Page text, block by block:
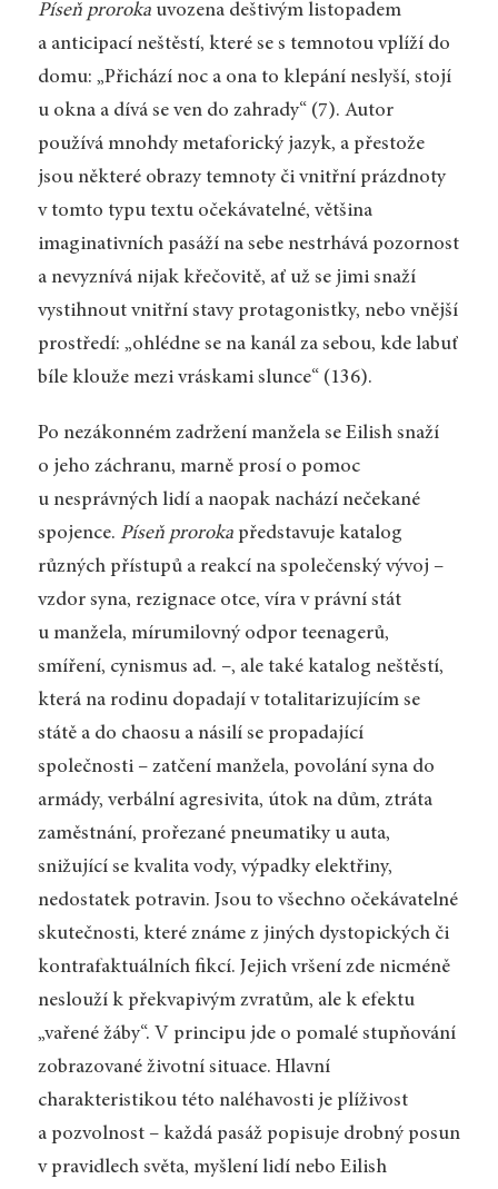
Píseň prorokauvozena deštivým listopadem
a anticipací neštěstí, které se s temnotou vplíží do
domu: „Přichází noc a ona to klepání neslyší, stojí
u okna a dívá se ven do zahrady“ (7). Autor
používá mnohdy metaforický jazyk, a přestože
jsou některé obrazy temnoty či vnitřní prázdnoty
v tomto typu textu očekávatelné, většina
imaginativních pasáží na sebe nestrhává pozornost
a nevyznívá nijak křečovitě, ať už se jimi snaží
vystihnout vnitřní stavy protagonist­ky, nebo vnější
prostředí: „ohlédne se na kanál za sebou, kde labuť
bíle klouže mezi vráskami slunce“ (136).
Po nezákonném zadržení manžela se Eilish snaží
o jeho záchranu, marně prosí o pomoc
u nesprávných lidí a naopak nachází nečekané
spojence. Píseň prorokapředstavuje katalog
různých přístupů a reakcí na společenský vývoj –
vzdor syna, rezignace otce, víra v právní stát
u manžela, mírumilovný odpor teenagerů,
smíření, cynismus ad. –, ale také katalog neštěstí,
která na rodinu dopadají v totalitarizujícím se
státě a do chaosu a násilí se propadající
společnosti – zatčení manžela, povolání syna do
armády, verbální agresivita, útok na dům, ztráta
zaměstnání, prořezané pneumatiky u auta,
snižující se kvalita vody, výpadky elektřiny,
nedostatek potravin. Jsou to všechno očekávatelné
skutečnosti, které známe z jiných dystopických či
kontrafaktuálních fikcí. Jejich vršení zde nicméně
neslouží k překvapivým zvratům, ale k efektu
„vařené žáby“. V principu jde o pomalé stupňování
zobrazované životní situace. Hlavní
charakteristikou této naléhavosti je plíživost
a pozvolnost – každá pasáž popisuje drobný posun
v pravidlech světa, myšlení lidí nebo Eilish